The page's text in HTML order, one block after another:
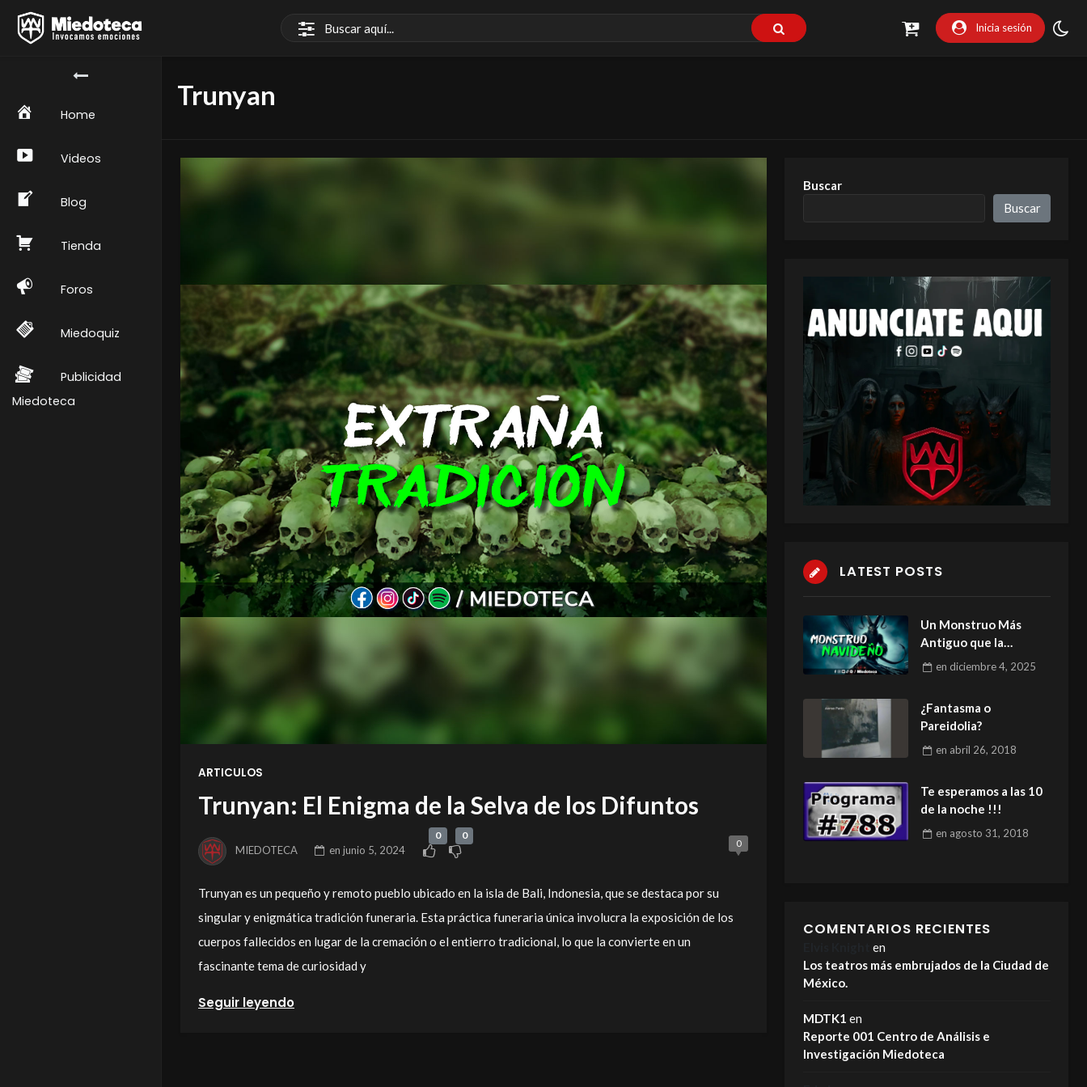
Inicia sesión
Home
Videos
Blog
Tienda
Foros
Miedoquiz
Publicidad
Miedoteca
Trunyan
ARTICULOS
Trunyan: El Enigma de la Selva de los Difuntos
MIEDOTECA en junio 5, 2024
0 0
0
Trunyan es un pequeño y remoto pueblo ubicado en la isla de Bali, Indonesia, que se destaca por su
singular y enigmática tradición funeraria. Esta práctica funeraria única involucra la exposición de los
cuerpos fallecidos en lugar de la cremación o el entierro tradicional, lo que la convierte en un
fascinante tema de curiosidad y
Seguir leyendo
Buscar
Buscar
LATEST POSTS
Un Monstruo Más
Antiguo que la
Navidad
en diciembre 4, 2025
¿Fantasma o
Pareidolia?
en abril 26, 2018
Te esperamos a las 10
de la noche !!!
en agosto 31, 2018
COMENTARIOS RECIENTES
en
Los teatros más embrujados de la Ciudad de
México.
MDTK1 en
Reporte 001 Centro de Análisis e
Investigación Miedoteca